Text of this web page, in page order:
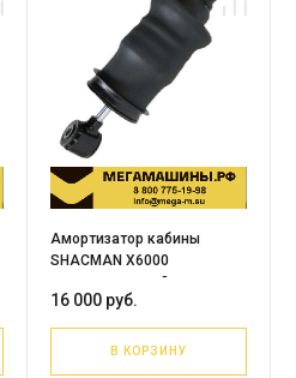
Амортизатор кабины
SHACMAN X6000
пневматический
DZ16251444075
16 000 руб.
В КОРЗИНУ